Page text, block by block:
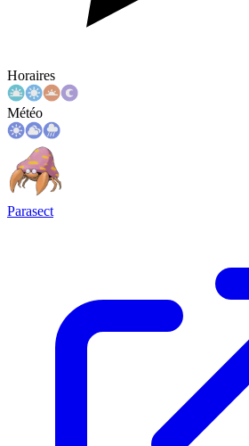
Horaires
Météo
Parasect